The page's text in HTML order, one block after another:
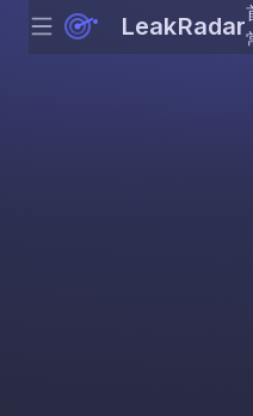
Menu LeakRadar